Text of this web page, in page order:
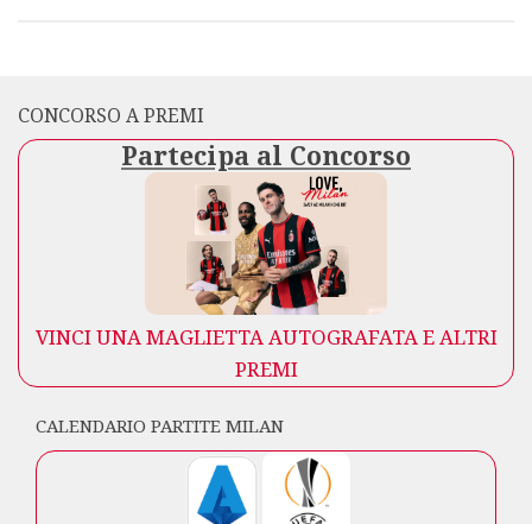
CONCORSO A PREMI
Partecipa al Concorso
VINCI UNA MAGLIETTA AUTOGRAFATA E ALTRI
PREMI
CALENDARIO PARTITE MILAN